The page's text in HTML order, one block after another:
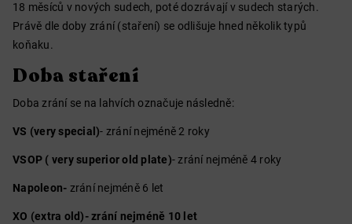
18 měsíců v nových sudech, poté dozrávají v sudech starých.
Právě dle doby zrání (staření) se odlišuje hned několik typů
koňaku.
Doba staření
Doba zrání se na lahvích označuje následně:
VS (very special)- zrání nejméně 2 roky
VSOP ( very superior old plate)- zrání nejméně 4 roky
Napoleon- zrání nejméně 6 let
XO (extra old)- zrání nejméně 10 let